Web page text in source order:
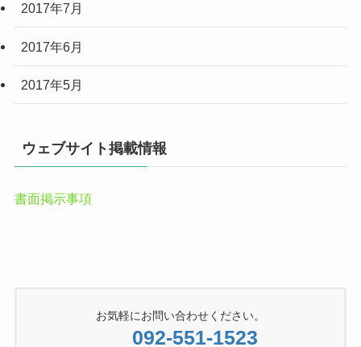
2017年7月
2017年6月
2017年5月
ウェブサイト掲載情報
書面掲示事項
お気軽にお問い合わせください。
092-551-1523